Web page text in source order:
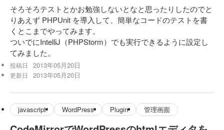
そろそろテストとかお勉強しないとなと思ったりしたのでと
りあえず PHPUnit を導入して、簡単なコードのテストを書
くとこまでやってみます。
ついでにIntelliJ（PHPStorm）でも実行できるように設定し
てみました。
投稿日 2013年05月20日
更新日 2013年05月20日
javascript WordPress Plugin 管理画面